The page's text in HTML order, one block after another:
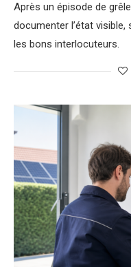
Après un épisode de
documenter l’état
les bons interlocuteurs.